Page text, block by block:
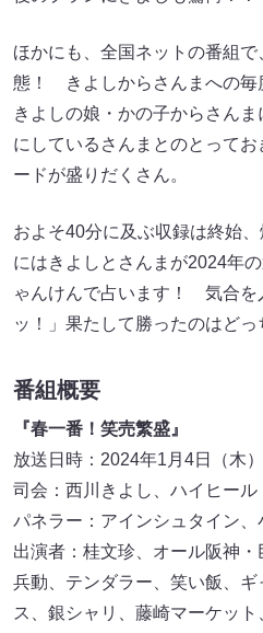
ほかにも、全国ネットの番組
態！ きよしからさんまへの毎
きよしの娘・かの子からさん
にしているさんまとのとって
ードが盛りだくさん。
およそ40分に及ぶ収録は終始
にはきよしとさんまが2024年
ゃんけんで占います！ 気合
ッ！」果たして勝ったのはどっ
番組概要
『春一番！笑売繁盛』
放送日時：2024年1月4日（木
司会：西川きよし、ハイヒール
パネラー：アインシュタイン、
出演者：桂文珍、オール阪神・
兵動、テンダラー、笑い飯、
ス、銀シャリ、藤崎マーケッ